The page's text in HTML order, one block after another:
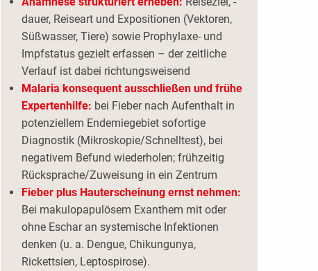
dauer, Reiseart und Expositionen (Vektoren,
Süßwasser, Tiere) sowie Prophylaxe- und
Impfstatus gezielt erfassen – der zeitliche
Verlauf ist dabei richtungsweisend
Malaria konsequent ausschließen und frühe
Expertenhilfe: bei Fieber nach Aufenthalt in
potenziellem Endemiegebiet sofortige
Diagnostik (Mikroskopie/Schnelltest), bei
negativem Befund wiederholen; frühzeitig
Rücksprache/Zuweisung in ein Zentrum
Fieber plus Hauterscheinung ernst nehmen:
Bei makulopapulösem Exanthem mit oder
ohne Eschar an systemische Infektionen
denken (u. a. Dengue, Chikungunya,
Rickettsien, Leptospirose).